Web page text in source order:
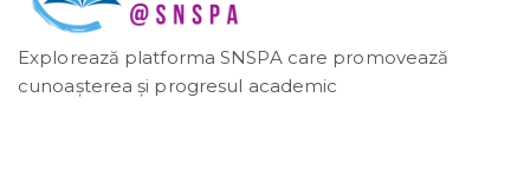
Explorează platforma SNSPA care promovează
cunoașterea și progresul academic